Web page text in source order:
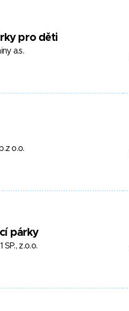
pro děti
a.s.
o.o.
párky
z.o.o.